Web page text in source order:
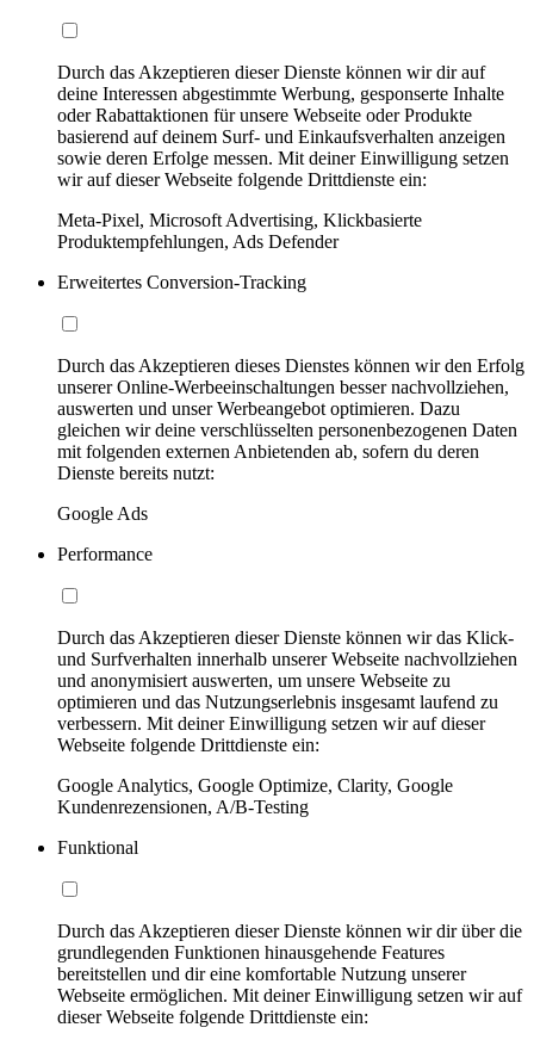
Durch das Akzeptieren dieser Dienste können wir dir auf
deine Interessen abgestimmte Werbung, gesponserte Inhalte
oder Rabattaktionen für unsere Webseite oder Produkte
basierend auf deinem Surf- und Einkaufsverhalten anzeigen
sowie deren Erfolge messen. Mit deiner Einwilligung setzen
wir auf dieser Webseite folgende Drittdienste ein:
Meta-Pixel, Microsoft Advertising, Klickbasierte
Produktempfehlungen, Ads Defender
Erweitertes Conversion-Tracking
Durch das Akzeptieren dieses Dienstes können wir den Erfolg
unserer Online-Werbeeinschaltungen besser nachvollziehen,
auswerten und unser Werbeangebot optimieren. Dazu
gleichen wir deine verschlüsselten personenbezogenen Daten
mit folgenden externen Anbietenden ab, sofern du deren
Dienste bereits nutzt:
Google Ads
Performance
Durch das Akzeptieren dieser Dienste können wir das Klick-
und Surfverhalten innerhalb unserer Webseite nachvollziehen
und anonymisiert auswerten, um unsere Webseite zu
optimieren und das Nutzungserlebnis insgesamt laufend zu
verbessern. Mit deiner Einwilligung setzen wir auf dieser
Webseite folgende Drittdienste ein:
Google Analytics, Google Optimize, Clarity, Google
Kundenrezensionen, A/B-Testing
Funktional
Durch das Akzeptieren dieser Dienste können wir dir über die
grundlegenden Funktionen hinausgehende Features
bereitstellen und dir eine komfortable Nutzung unserer
Webseite ermöglichen. Mit deiner Einwilligung setzen wir auf
dieser Webseite folgende Drittdienste ein: